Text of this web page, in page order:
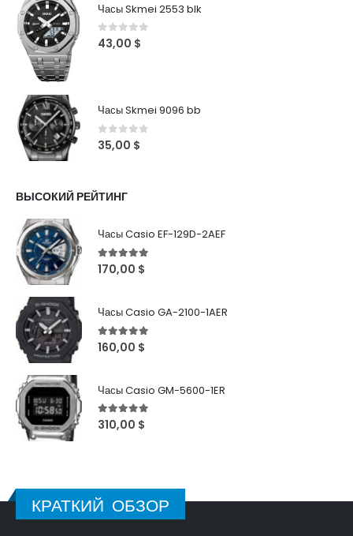
Часы Skmei 2553 blk
0 out of 5
43,00 $
Часы Skmei 9096 bb
0out of 5
35,00 $
ВЫСОКИЙ РЕЙТИНГ
Часы Casio EF-129D-2AEF
5out of 5
170,00 $
Часы Casio GA-2100-1AER
5out of 5
160,00 $
Часы Casio GM-5600-1ER
5out of 5
310,00 $
КРАТКИЙ ОБЗОР